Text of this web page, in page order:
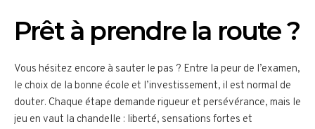
Prêt à prendre la route ?
Vous hésitez encore à sauter le pas ? Entre la peur de l’examen,
le choix de la bonne école et l’investissement, il est normal de
douter. Chaque étape demande rigueur et persévérance, mais le
jeu en vaut la chandelle : liberté, sensations fortes et